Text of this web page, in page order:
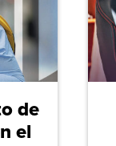
de
el